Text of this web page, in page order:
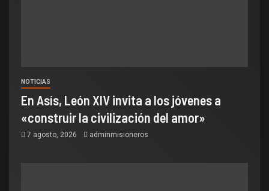
NOTICIAS
En Asís, León XIV invita a los jóvenes a
«construir la civilización del amor»
7 agosto, 2026 adminmisioneros